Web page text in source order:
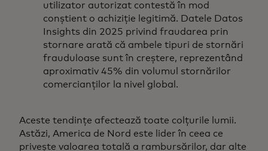
utilizator autorizat contestă în mod
conștient o achiziție legitimă. Datele Datos
Insights din 2025 privind fraudarea prin
stornare arată că ambele tipuri de stornări
frauduloase sunt în creștere, reprezentând
aproximativ 45% din volumul stornărilor
comercianților la nivel global.
Aceste tendințe afectează toate colțurile lumii.
Astăzi, America de Nord este lider în ceea ce
privește valoarea totală a rambursărilor, dar alte